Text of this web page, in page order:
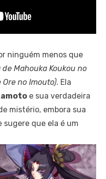
ninguém menos que
Mahouka Koukou no
no Imouto). Ela
e sua verdadeira
mistério, embora sua
sugere que ela é um